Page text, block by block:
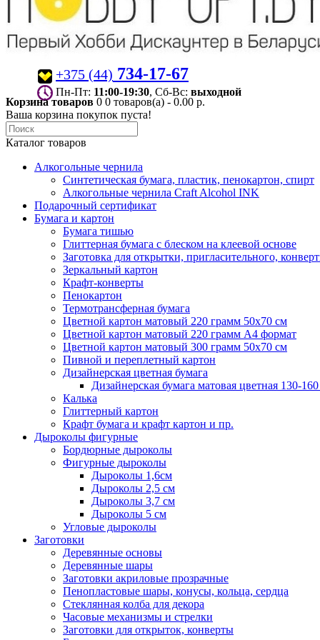
+375 (44) 734-17-67
Пн-Пт: 11:00-19:30 , Сб-Вс: выходной
Корзина товаров 0 0 товаров(а) - 0.00 р.
Ваша корзина покупок пуста!
Каталог товаров
Алкогольные чернила
Синтетическая бумага, пластик, пенокартон, спирт
Алкогольные чернила Craft Alcohol INK
Подарочный сертификат
Бумага и картон
Бумага тишью
Глиттерная бумага с блеском на клеевой основе
Заготовка для открытки, пригласительного,
Зеркальный картон
Крафт-конверты
Пенокартон
Термотрансферная бумага
Цветной картон матовый 220 грамм 50х70 см
Цветной картон матовый 220 грамм A4 формат
Цветной картон матовый 300 грамм 50х70 см
Пивной и переплетный картон
Дизайнерская цветная бумага
Дизайнерская бумага матовая цветная 130-
Калька
Глиттерный картон
Крафт бумага и крафт картон и пр.
Дыроколы фигурные
Бордюрные дыроколы
Фигурные дыроколы
Дыроколы 1,6см
Дыроколы 2,5 см
Дыроколы 3,7 см
Дыроколы 5 см
Угловые дыроколы
Заготовки
Деревянные основы
Деревянные шары
Заготовки акриловые прозрачные
Пенопластовые шары, конусы, кольца, сердца
Стеклянная колба для декора
Часовые механизмы и стрелки
Заготовки для открыток, конверты